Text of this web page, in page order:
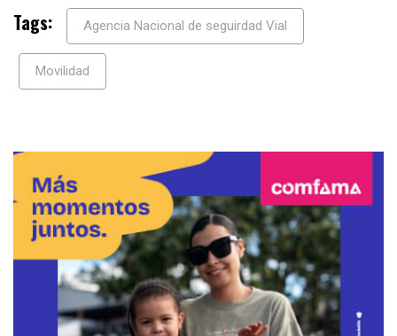
Tags: Agencia Nacional de seguirdad Vial
Movilidad